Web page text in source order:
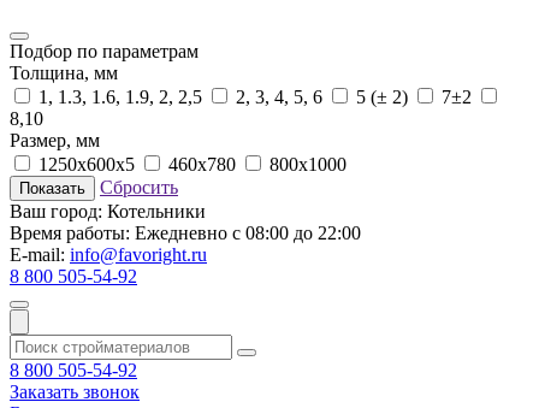
Подбор по параметрам
Толщина, мм
1, 1.3, 1.6, 1.9, 2, 2,5
2, 3, 4, 5, 6 5 (± 2)
7±2
8,10
Размер, мм
1250х600х5
460х780 800х1000
Показать
Сбросить
Ваш город: Котельники
Время работы: Ежедневно с 08:00 до 22:00
E-mail: info@favoright.ru
8 800 505-54-92
8 800 505-54-92
Заказать звонок